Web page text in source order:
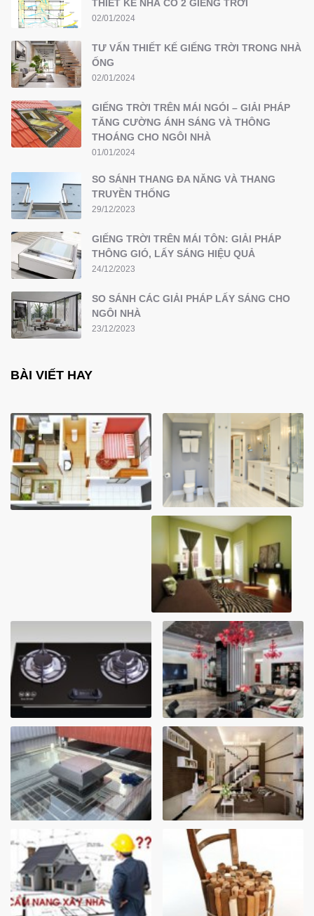
THIẾT KẾ NHÀ CÓ 2 GIẾNG TRỜI
02/01/2024
TƯ VẤN THIẾT KẾ GIẾNG TRỜI TRONG NHÀ
ỐNG
02/01/2024
GIẾNG TRỜI TRÊN MÁI NGÓI – GIẢI PHÁP
TĂNG CƯỜNG ÁNH SÁNG VÀ THÔNG
THOÁNG CHO NGÔI NHÀ
01/01/2024
SO SÁNH THANG ĐA NĂNG VÀ THANG
TRUYỀN THỐNG
29/12/2023
GIẾNG TRỜI TRÊN MÁI TÔN: GIẢI PHÁP
THÔNG GIÓ, LẤY SÁNG HIỆU QUẢ
24/12/2023
SO SÁNH CÁC GIẢI PHÁP LẤY SÁNG CHO
NGÔI NHÀ
23/12/2023
BÀI VIẾT HAY